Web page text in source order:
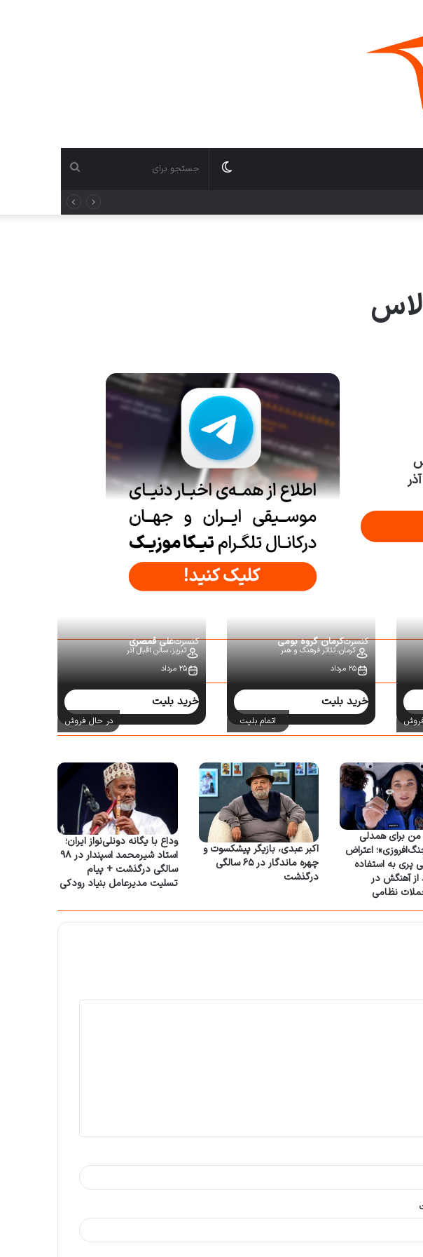
کنسرتکرمان گروه بومی
کرمان،تئاتر فرهنگ و هنر
۲۵ مرداد
خرید بلیت
اتمام بلیت
کنسرتعلی قمصری
تبریز،سالن اقبال آذر
۲۵ مرداد
خرید بلیت
در حال فروش
برای همدلی
اعتراض
پری به استفاده
آهنگش در
نظامی
اکبر عبدی، بازیگر پیشکسوت و
چهره ماندگار در ۶۵ سالگی
درگذشت
وداع با یگانه دونلی‌نواز ایران؛
استاد شیرمحمد اسپندار در ۹۸
سالگی درگذشت + پیام
تسلیت مدیرعامل بنیاد رودکی